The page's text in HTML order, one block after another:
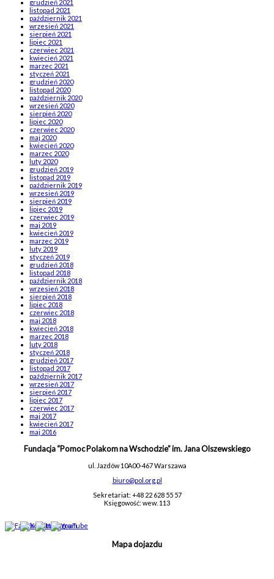
grudzień 2021
listopad 2021
październik 2021
wrzesień 2021
sierpień 2021
lipiec 2021
czerwiec 2021
kwiecień 2021
marzec 2021
styczeń 2021
grudzień 2020
listopad 2020
październik 2020
wrzesień 2020
sierpień 2020
lipiec 2020
czerwiec 2020
maj 2020
kwiecień 2020
marzec 2020
luty 2020
grudzień 2019
listopad 2019
październik 2019
wrzesień 2019
sierpień 2019
lipiec 2019
czerwiec 2019
maj 2019
kwiecień 2019
marzec 2019
luty 2019
styczeń 2019
grudzień 2018
listopad 2018
październik 2018
wrzesień 2018
sierpień 2018
lipiec 2018
czerwiec 2018
maj 2018
kwiecień 2018
marzec 2018
luty 2018
styczeń 2018
grudzień 2017
listopad 2017
październik 2017
wrzesień 2017
sierpień 2017
lipiec 2017
czerwiec 2017
maj 2017
kwiecień 2017
maj 2016
Fundacja “Pomoc Polakom na Wschodzie” im. Jana Olszewskiego
ul. Jazdów 10A00-467 Warszawa
biuro@pol.org.pl
Sekretariat: +48 22 628 55 57
Księgowość: wew. 113
Mapa dojazdu